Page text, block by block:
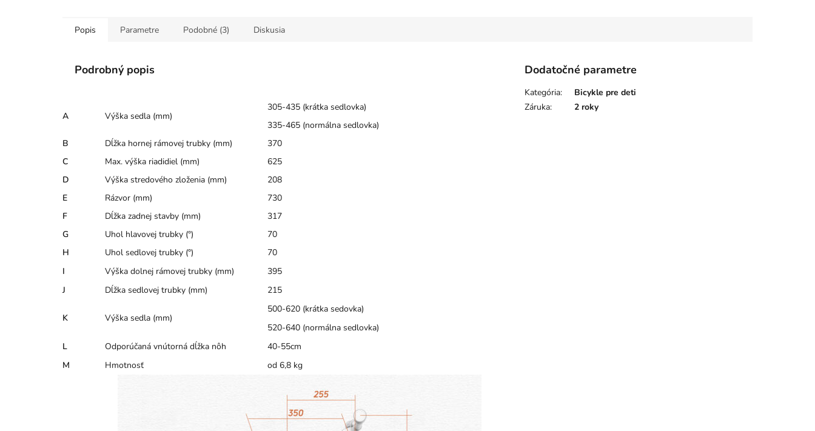
Popis Parametre Podobné (3) Diskusia
Podrobný popis
A Výška sedla (mm)
305-435 (krátka sedlovka)
335-465 (normálna sedlovka)
B
Dĺžka hornej rámovej trubky (mm)
370
C
Max. výška riadidiel (mm)
625
D
Výška stredového zloženia (mm)
208
E
Rázvor (mm)
730
F
Dĺžka zadnej stavby (mm)
317
G
Uhol hlavovej trubky (°)
70
H
Uhol sedlovej trubky (°)
70
I
Výška dolnej rámovej trubky (mm)
395
J
Dĺžka sedlovej trubky (mm) 215
K Výška sedla (mm)
500-620 (krátka sedovka)
520-640 (normálna sedlovka)
L
Odporúčaná vnútorná dĺžka nôh
40-55cm
M
Hmotnosť od 6,8 kg
Dodatočné parametre
Kategória:
Bicykle pre deti
Záruka: 2 roky